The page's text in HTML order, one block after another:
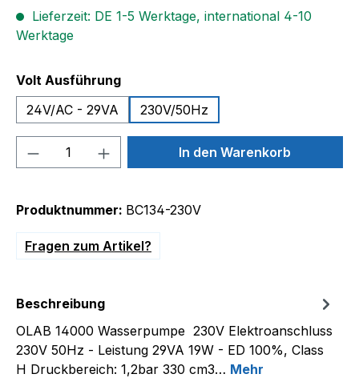
Lieferzeit: DE 1-5 Werktage, international 4-10
Werktage
Volt Ausführungauswählen
24V/AC - 29VA
230V/50Hz
Produkt Anzahl: Gib denIn den Warenkorb
Produktnummer: BC134-230V
Fragen zum Artikel?
Beschreibung
OLAB 14000 Wasserpumpe 230V Elektroanschluss
230V 50Hz - Leistung 29VA 19W - ED 100%, Class
H Druckbereich: 1,2bar 330 cm3… Mehr